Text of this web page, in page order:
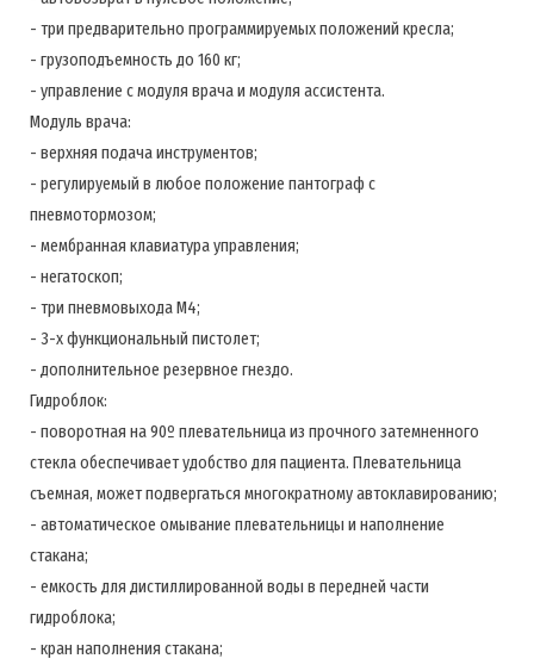
- три предварительно программируемых положений кресла;
- грузоподъемность до 160 кг;
- управление с модуля врача и модуля ассистента.
Модуль врача:
- верхняя подача инструментов;
- регулируемый в любое положение пантограф с
пневмотормозом;
- мембранная клавиатура управления;
- негатоскоп;
- три пневмовыхода М4;
- 3-х функциональный пистолет;
- дополнительное резервное гнездо.
Гидроблок:
- поворотная на 90º плевательница из прочного затемненного
стекла обеспечивает удобство для пациента. Плевательница
съемная, может подвергаться многократному автоклавированию;
- автоматическое омывание плевательницы и наполнение
стакана;
- емкость для дистиллированной воды в передней части
гидроблока;
- кран наполнения стакана;